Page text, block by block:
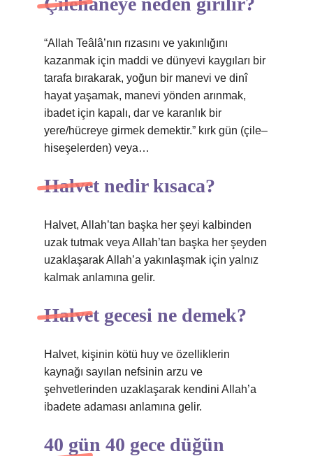
“Allah Teâlâ’nın rızasını ve yakınlığını
kazanmak için maddi ve dünyevi kaygıları bir
tarafa bırakarak, yoğun bir manevi ve dinî
hayat yaşamak, manevi yönden arınmak,
ibadet için kapalı, dar ve karanlık bir
yere/hücreye girmek demektir.” kırk gün (çile–
hiseşelerden) veya…
Halvet nedir kısaca?
Halvet, Allah’tan başka her şeyi kalbinden
uzak tutmak veya Allah’tan başka her şeyden
uzaklaşarak Allah’a yakınlaşmak için yalnız
kalmak anlamına gelir.
Halvet gecesi ne demek?
Halvet, kişinin kötü huy ve özelliklerin
kaynağı sayılan nefsinin arzu ve
şehvetlerinden uzaklaşarak kendini Allah’a
ibadete adaması anlamına gelir.
40 gün 40 gece düğün